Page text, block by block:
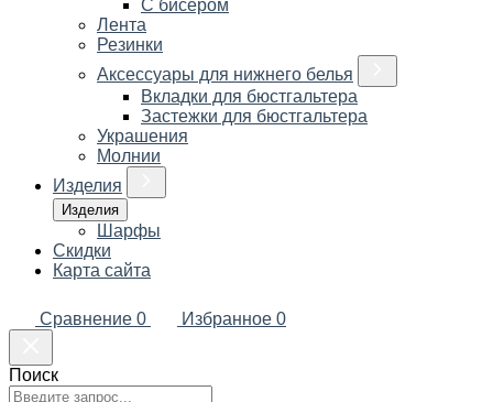
С бисером
Лента
Резинки
Аксессуары для нижнего белья
Вкладки для бюстгальтера
Застежки для бюстгальтера
Украшения
Молнии
Изделия
Изделия
Шарфы
Скидки
Карта сайта
Сравнение 0 Избранное 0
Поиск